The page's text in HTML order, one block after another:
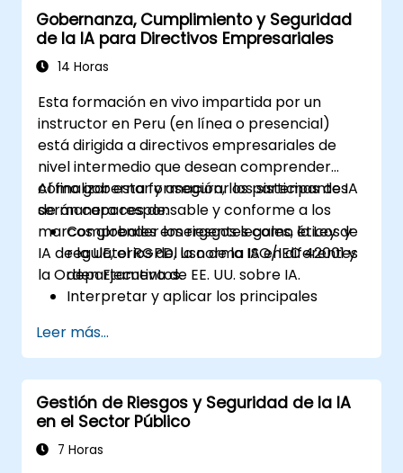
Gobernanza, Cumplimiento y Seguridad
de la IA para Directivos Empresariales
14 Horas
Esta formación en vivo impartida por un
instructor en Peru (en línea o presencial)
está dirigida a directivos empresariales de
nivel intermedio que desean comprender
cómo gobernar y asegurar los sistemas de IA
de manera responsable y conforme a los
marcos globales emergentes como la Ley de
IA de la UE, el RGPD, la norma ISO/IEC 42001 y
la Orden Ejecutiva de EE. UU. sobre IA.
Al finalizar esta formación, los participantes
serán capaces de:
Comprender los riesgos legales, éticos y
regulatorios del uso de la IA en diferentes
departamentos.
Interpretar y aplicar los principales
de la UE, NIST AI RMF, ISO/IEC 42001).
Establecer políticas de seguridad,
auditoría y supervisión para el despliegue
de la IA en la empresa.
Desarrollar directrices de adquisición y
uso para sistemas de IA de terceros y
Leer más...
Gestión de Riesgos y Seguridad de la IA
en el Sector Público
7 Horas